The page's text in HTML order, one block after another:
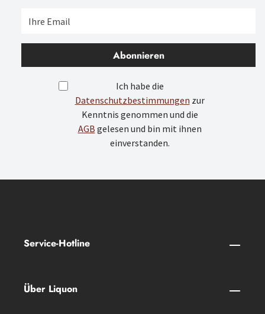
Abonnieren
Ich habe die
Datenschutzbestimmungen zur
Kenntnis genommen und die
AGB gelesen und bin mit ihnen
einverstanden.
Service-Hotline
Über Liquon